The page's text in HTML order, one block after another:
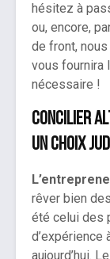
hésitez à
ou, encore,
de front,
vous fournira
nécessaire !
Concilier
un choix
rêver bien
été celui des
d’expérience
aujourd’hui.